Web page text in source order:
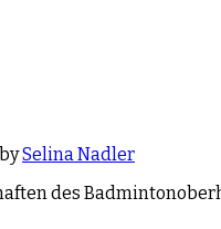
bySelina Nadler
des